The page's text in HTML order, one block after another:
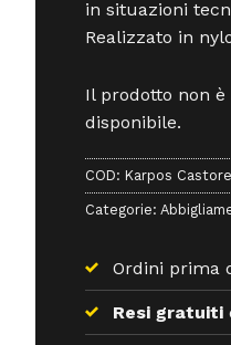
in situazioni
Realizzato in
Il prodotto non
disponibile.
COD: Karpos
Categorie:
Ordini prima
Resi gratuiti